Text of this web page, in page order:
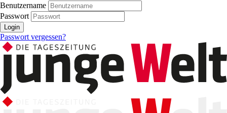
Benutzername
Passwort
Login
Passwort vergessen?